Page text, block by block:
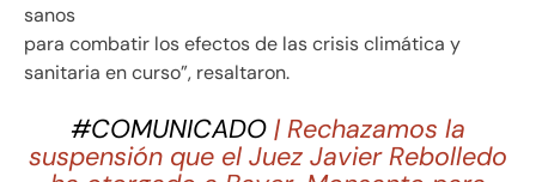
sanos
para combatir los efectos de las crisis climática y
sanitaria en curso”, resaltaron.
#COMUNICADO | Rechazamos la
suspensión que el Juez Javier Rebolledo